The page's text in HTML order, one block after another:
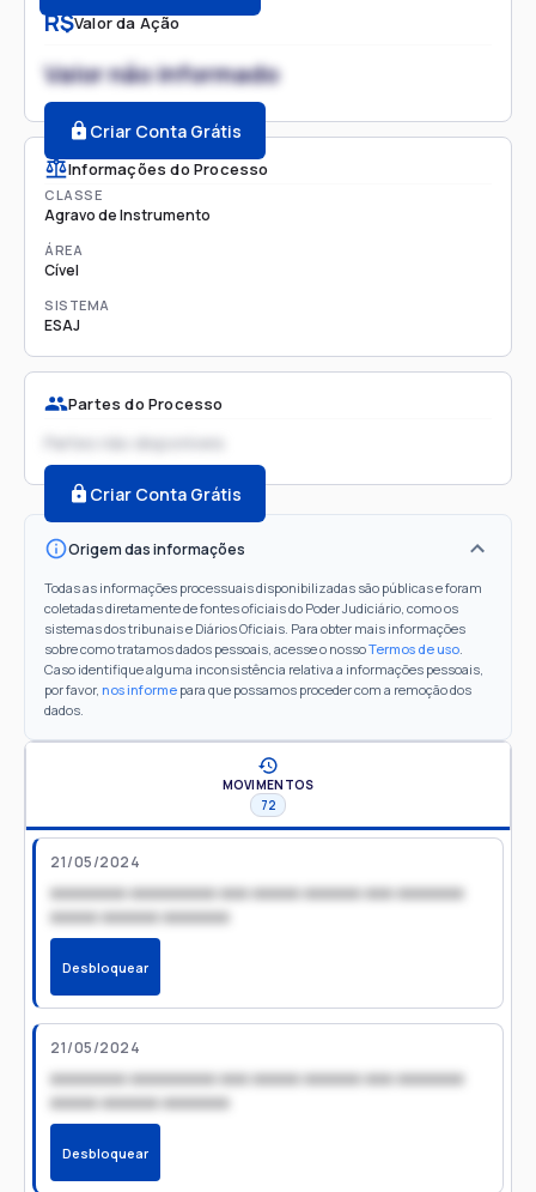
R$Valor da Ação
Valor não informado
Criar Conta Grátis
Informações do Processo
CLASSE
Agravo de Instrumento
ÁREA
Cível
SISTEMA
ESAJ
Partes do Processo
Partes não disponíveis
Criar Conta Grátis
Origem das informações
Todas as informações processuais disponibilizadas são públicas e foram
coletadas diretamente de fontes oficiais do Poder Judiciário, como os
sistemas dos tribunais e Diários Oficiais. Para obter mais informações
sobre como tratamos dados pessoais, acesse o nossoTermos de uso.
Caso identifique alguma inconsistência relativa a informações pessoais,
por favor, nos informe para que possamos proceder com a remoção dos
dados.
MOVIMENTOS
72
21/05/2024
xxxxxxxx xxxxxxxxx xxx xxxxx xxxxxx xxx xxxxxxx
xxxxx xxxxxx xxxxxxx
Desbloquear
21/05/2024
xxxxxxxx xxxxxxxxx xxx xxxxx xxxxxx xxx xxxxxxx
xxxxx xxxxxx xxxxxxx
Desbloquear